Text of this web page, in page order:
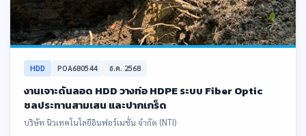
HDD POA680544 ธ.ค. 2568
งานเจาะดันลอด HDD วางท่อ HDPE ระบบ Fiber Optic
ชลประทานสามเสน และปากเกร็ด
บริษัท นิวเทคโนโลยีอินฟอร์เมชั่น จำกัด (NTI)